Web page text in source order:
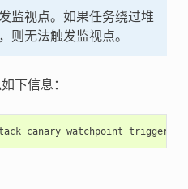
监视点。如果任务绕过堆
则无法触发监视点。
下信息：